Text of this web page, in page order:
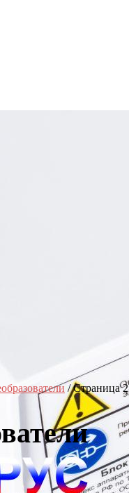
/ Страница 2